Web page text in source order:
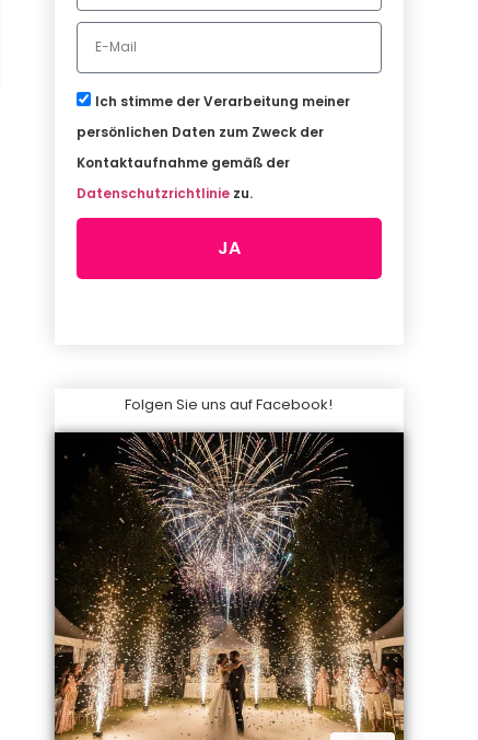
Ich stimme der Verarbeitung meiner
persönlichen Daten zum Zweck der
Kontaktaufnahme gemäß der
Datenschutzrichtlinie zu.
JA
Folgen Sie uns auf Facebook!